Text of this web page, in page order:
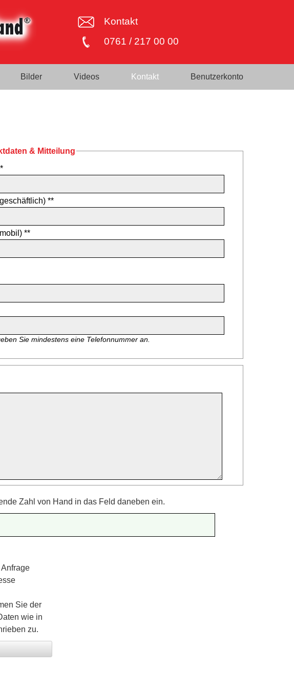
Kontakt
0761 / 217 00 00
Bilder Videos Kontakt Benutzerkonto
& Mitteilung
**
**
Sie mindestens eine Telefonnummer an.
Zahl von Hand in das Feld daneben ein.
Sie der
wie in
zu.